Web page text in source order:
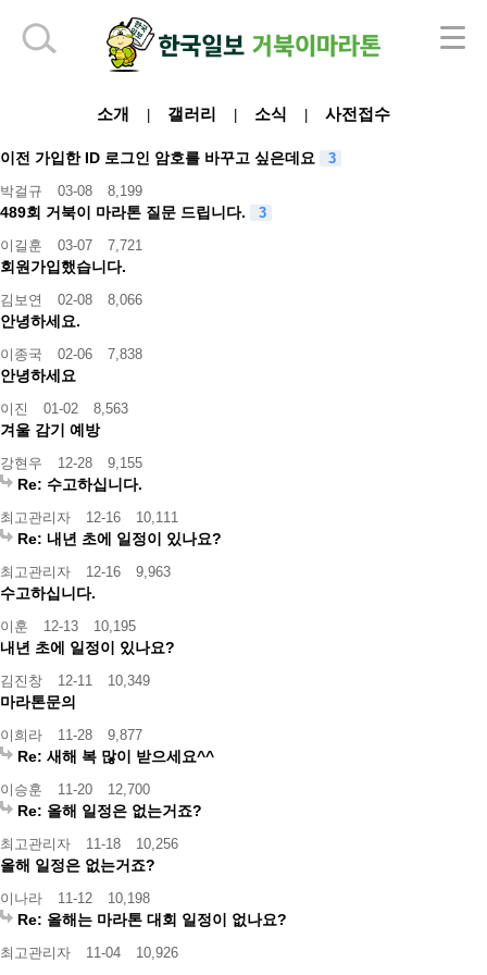
소개 갤러리 소식 사전접수
이전 가입한 ID 로그인 암호를 바꾸고 싶은데요
3
박걸규
03-08 8,199
489회 거북이 마라톤 질문 드립니다.
3
이길훈
03-07 7,721
회원가입했습니다.
김보연 02-08 8,066
안녕하세요.
이종국 02-06 7,838
안녕하세요
이진 01-02 8,563
겨울 감기 예방
강현우 12-28 9,155
Re: 수고하십니다.
최고관리자 12-16 10,111
Re: 내년 초에 일정이 있나요?
최고관리자 12-16 9,963
수고하십니다.
이훈 12-13 10,195
내년 초에 일정이 있나요?
김진창 12-11 10,349
마라톤문의
이희라 11-28 9,877
Re: 새해 복 많이 받으세요^^
이승훈 11-20 12,700
Re: 올해 일정은 없는거죠?
최고관리자 11-18 10,256
올해 일정은 없는거죠?
이나라 11-12 10,198
Re: 올해는 마라톤 대회 일정이 없나요?
최고관리자 11-04 10,926
하단 영역